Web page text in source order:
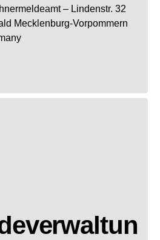
– Lindenstr. 32
Mecklenburg-Vorpommern